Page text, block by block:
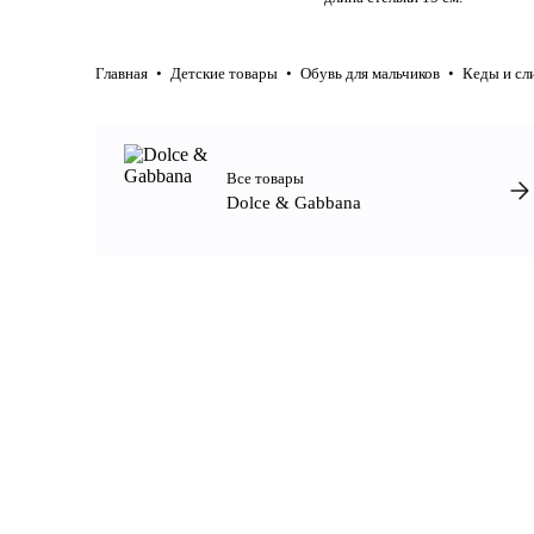
Главная Детские товары Обувь для мальчиков Кеды и
Все товары
Dolce & Gabbana